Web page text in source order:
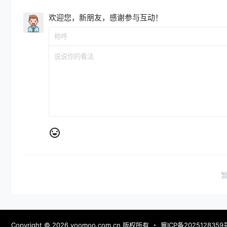
欢迎您，新朋友，感谢参与互动！
Copyright © 2026 yoomoo.com.cn 版权所有 ・ 冀ICP备2025128359